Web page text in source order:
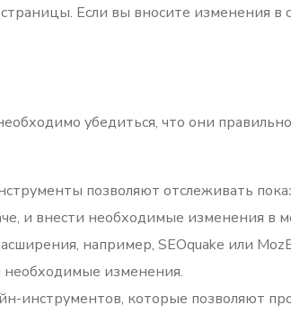
Если вы вносите изменения
убедиться, что они
позволяют отслеживать
и внести необходимые изменения в
например, SEOquake или
необходимые изменения.
инструментов, которые позволяют